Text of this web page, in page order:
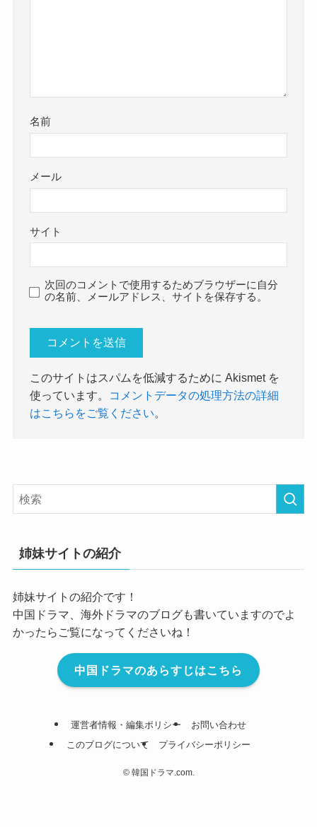
名前
メール
サイト
次回のコメントで使用するためブラウザーに自分
の名前、メールアドレス、サイトを保存する。
このサイトはスパムを低減するために Akismet を
使っています。
コメントデータの処理方法の詳細
はこちらをご覧ください。
姉妹サイトの紹介
姉妹サイトの紹介です！
中国ドラマ、海外ドラマのブログも書いていますのでよ
かったらご覧になってくださいね！
中国ドラマのあらすじはこちら
運営者情報・編集ポリシー
お問い合わせ
このブログについて
プライバシーポリシー
©韓国ドラマ.com.